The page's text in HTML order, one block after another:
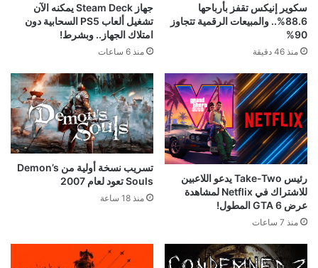
سكوير إنيكس تقفز بأرباحها
88.6%.. والمبيعات الرقمية تتجاوز
90%
منذ 46 دقيقة
جهاز Steam Deck يمكنه الآن
تشغيل ألعاب PS5 السحابية دون
امتلاك الجهاز.. وبشرط!
منذ 6 ساعات
رئيس Take-Two يدعو اللاعبين
للاشتراك في Netflix لمشاهدة
عرض GTA 6 المطول!
منذ 7 ساعات
تسريب نسخة أولية من Demon’s
Souls تعود لعام 2007
منذ 18 ساعة